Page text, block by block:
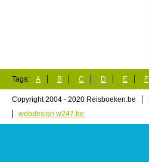
Tags: A B C D E F
Copyright 2004 - 2020 Reisboeken.be
webdesign w247.be